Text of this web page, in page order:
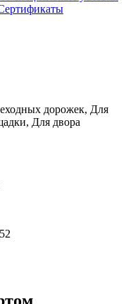
дорожек, Для
Для двора